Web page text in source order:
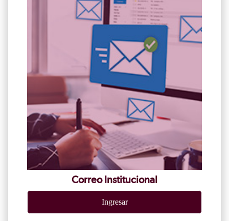
Correo Institucional
Ingresar